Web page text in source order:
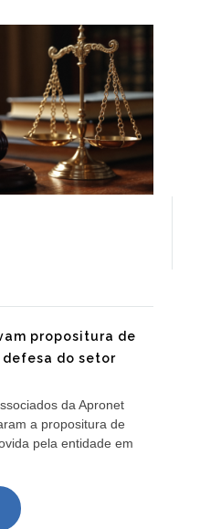
propositura de
do setor
da Apronet
a propositura de
pela entidade em